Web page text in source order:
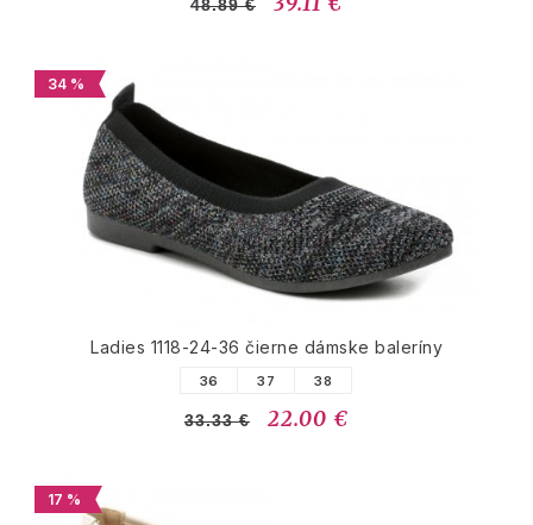
48.89 €
34 %
Ladies 1118-24-36 čierne dámske baleríny
36 37 38
33.33 € 22.00 €
17 %